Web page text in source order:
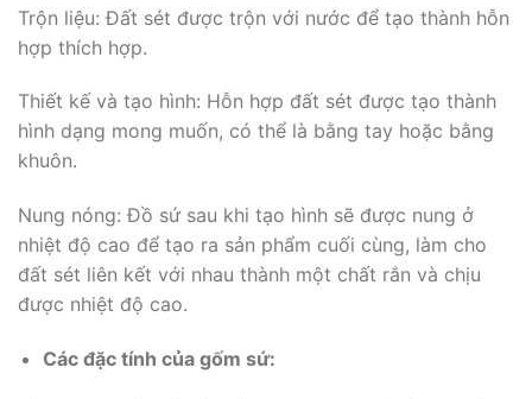
Trộn liệu: Đất sét được trộn với nước để tạo thành hỗn
hợp thích hợp.
Thiết kế và tạo hình: Hỗn hợp đất sét được tạo thành
hình dạng mong muốn, có thể là bằng tay hoặc bằng
khuôn.
Nung nóng: Đồ sứ sau khi tạo hình sẽ được nung ở
nhiệt độ cao để tạo ra sản phẩm cuối cùng, làm cho
đất sét liên kết với nhau thành một chất rắn và chịu
được nhiệt độ cao.
Các đặc tính của gốm sứ: